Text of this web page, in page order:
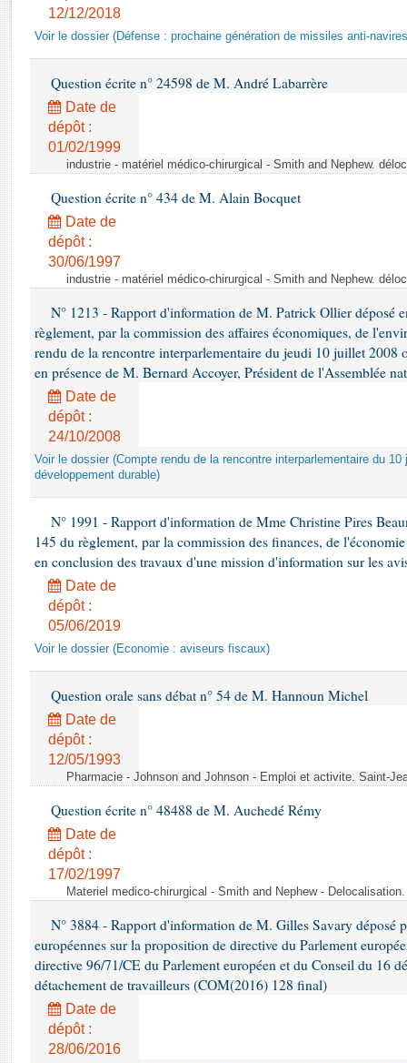
Rapports d'enquête
Dossiers législatifs
Budget et sécurité sociale
Questions écrites et orales
Comptes rendus des débats
12/12/2018
Voir le dossier (Défense : prochaine génération de missiles anti-
Question écrite n° 24598 de M. André Labarrère
Date de
dépôt :
01/02/1999
industrie - matériel médico-chirurgical - Smith and Nephew.
Question écrite n° 434 de M. Alain Bocquet
Date de
dépôt :
30/06/1997
industrie - matériel médico-chirurgical - Smith and Nephew.
N° 1213 - Rapport d'information de M. Patrick Ollier déposé
règlement, par la commission des affaires économiques, de
rendu de la rencontre interparlementaire du jeudi 10 juillet 2008
en présence de M. Bernard Accoyer, Président de l'Assemblée
Date de
dépôt :
24/10/2008
Voir le dossier (Compte rendu de la rencontre interparlementaire du
développement durable)
N° 1991 - Rapport d'information de Mme Christine Pires
145 du règlement, par la commission des finances, de
en conclusion des travaux d'une mission d'information sur les
Date de
dépôt :
05/06/2019
Voir le dossier (Economie : aviseurs fiscaux)
Question orale sans débat n° 54 de M. Hannoun Michel
Date de
dépôt :
12/05/1993
Pharmacie - Johnson and Johnson - Emploi et activite. Saint-
Question écrite n° 48488 de M. Auchedé Rémy
Date de
dépôt :
17/02/1997
Materiel medico-chirurgical - Smith and Nephew -
N° 3884 - Rapport d'information de M. Gilles Savary déposé
européennes sur la proposition de directive du Parlement
directive 96/71/CE du Parlement européen et du Conseil du 16
détachement de travailleurs (COM(2016) 128 final)
Date de
dépôt :
28/06/2016